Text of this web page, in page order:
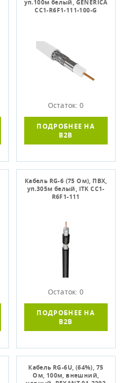
уп.100м белый, GENERICA
CC1-R6F1-111-100-G
Остаток: 0
ПОДРОБНЕЕ НА
B2B
Кабель RG-6 (75 Ом), ПВХ,
уп.305м белый, ITK CC1-
R6F1-111
Остаток: 0
ПОДРОБНЕЕ НА
B2B
Кабель RG-6U, (64%), 75
Ом, 100м, внешний,